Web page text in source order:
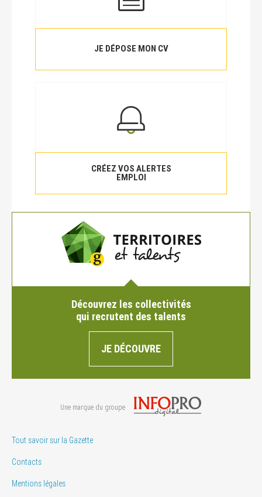
JE DÉPOSE MON CV
CRÉEZ VOS ALERTES
EMPLOI
Découvrez les collectivités
qui recrutent des talents
JE DÉCOUVRE
Une marque du groupe
Tout savoir sur la Gazette
Contacts
Mentions légales